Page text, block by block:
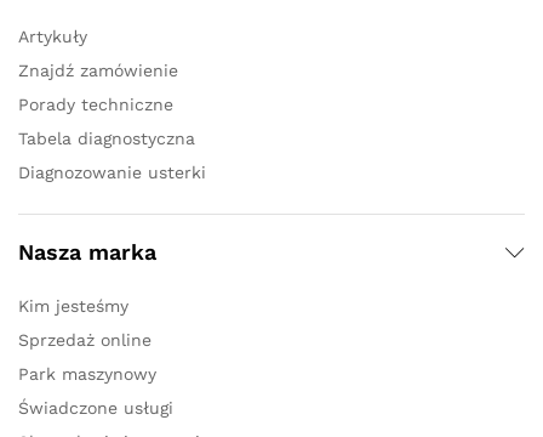
Artykuły
Znajdź zamówienie
Porady techniczne
Tabela diagnostyczna
Diagnozowanie usterki
Nasza marka
Kim jesteśmy
Sprzedaż online
Park maszynowy
Świadczone usługi